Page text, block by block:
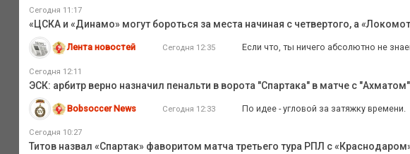
Сегодня 11:17
«ЦСКА и «Динамо» могут бороться за места начиная с четвертого, а
Лента новостей Сегодня 12:35 Если что, ты ничего абсолютно не
Сегодня 12:11
ЭСК: арбитр верно назначил пенальти в ворота "Спартака" в матче с "Ахматом"
Bobsoccer News Сегодня 12:33 По идее - угловой за затяжку времени.
Сегодня 10:27
Титов назвал «Спартак» фаворитом матча третьего тура РПЛ с